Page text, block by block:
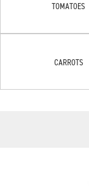
TOMATOES
CARROTS